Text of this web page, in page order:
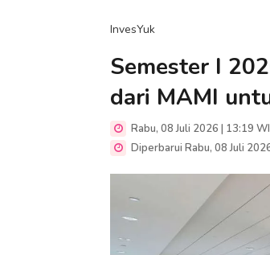
InvesYuk
Semester I
dari MAMI
Rabu, 08 Juli 2026 | 13:19
Diperbarui Rabu, 08 Juli